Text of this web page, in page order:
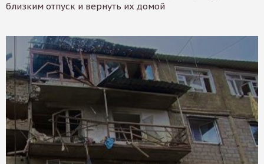
близким отпуск и вернуть их домой